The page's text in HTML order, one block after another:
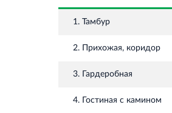
1. Тамбур
2. Прихожая, коридор
3. Гардеробная
4. Гостиная с камином